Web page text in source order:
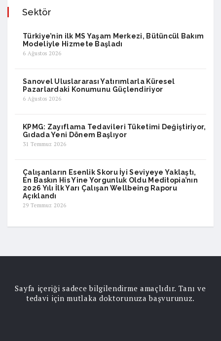
Sektör
Türkiye’nin ilk MS Yaşam Merkezi, Bütüncül Bakım
Modeliyle Hizmete Başladı
6 Ağustos 2026
Sanovel Uluslararası Yatırımlarla Küresel
Pazarlardaki Konumunu Güçlendiriyor
6 Ağustos 2026
KPMG: Zayıflama Tedavileri Tüketimi Değiştiriyor,
Gıdada Yeni Dönem Başlıyor
31 Temmuz 2026
Çalışanların Esenlik Skoru İyi Seviyeye Yaklaştı,
En Baskın His Yine Yorgunluk Oldu Meditopia’nın
2026 Yılı İlk Yarı Çalışan Wellbeing Raporu
Açıklandı
29 Temmuz 2026
Sayfa içeriği sadece bilgilendirme amaçlıdır. Tanı ve
tedavi için mutlaka doktorunuza başvurunuz.